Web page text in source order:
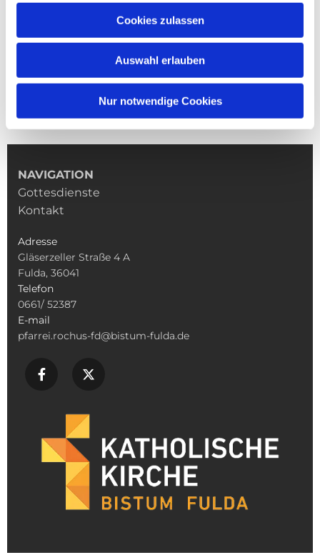
Cookies zulassen
Auswahl erlauben
Nur notwendige Cookies
NAVIGATION
Gottesdienste
Kontakt
Adresse
Gläserzeller Straße 4 A
Fulda, 36041
Telefon
0661/ 52387
E-mail
pfarrei.rochus-fd@bistum-fulda.de